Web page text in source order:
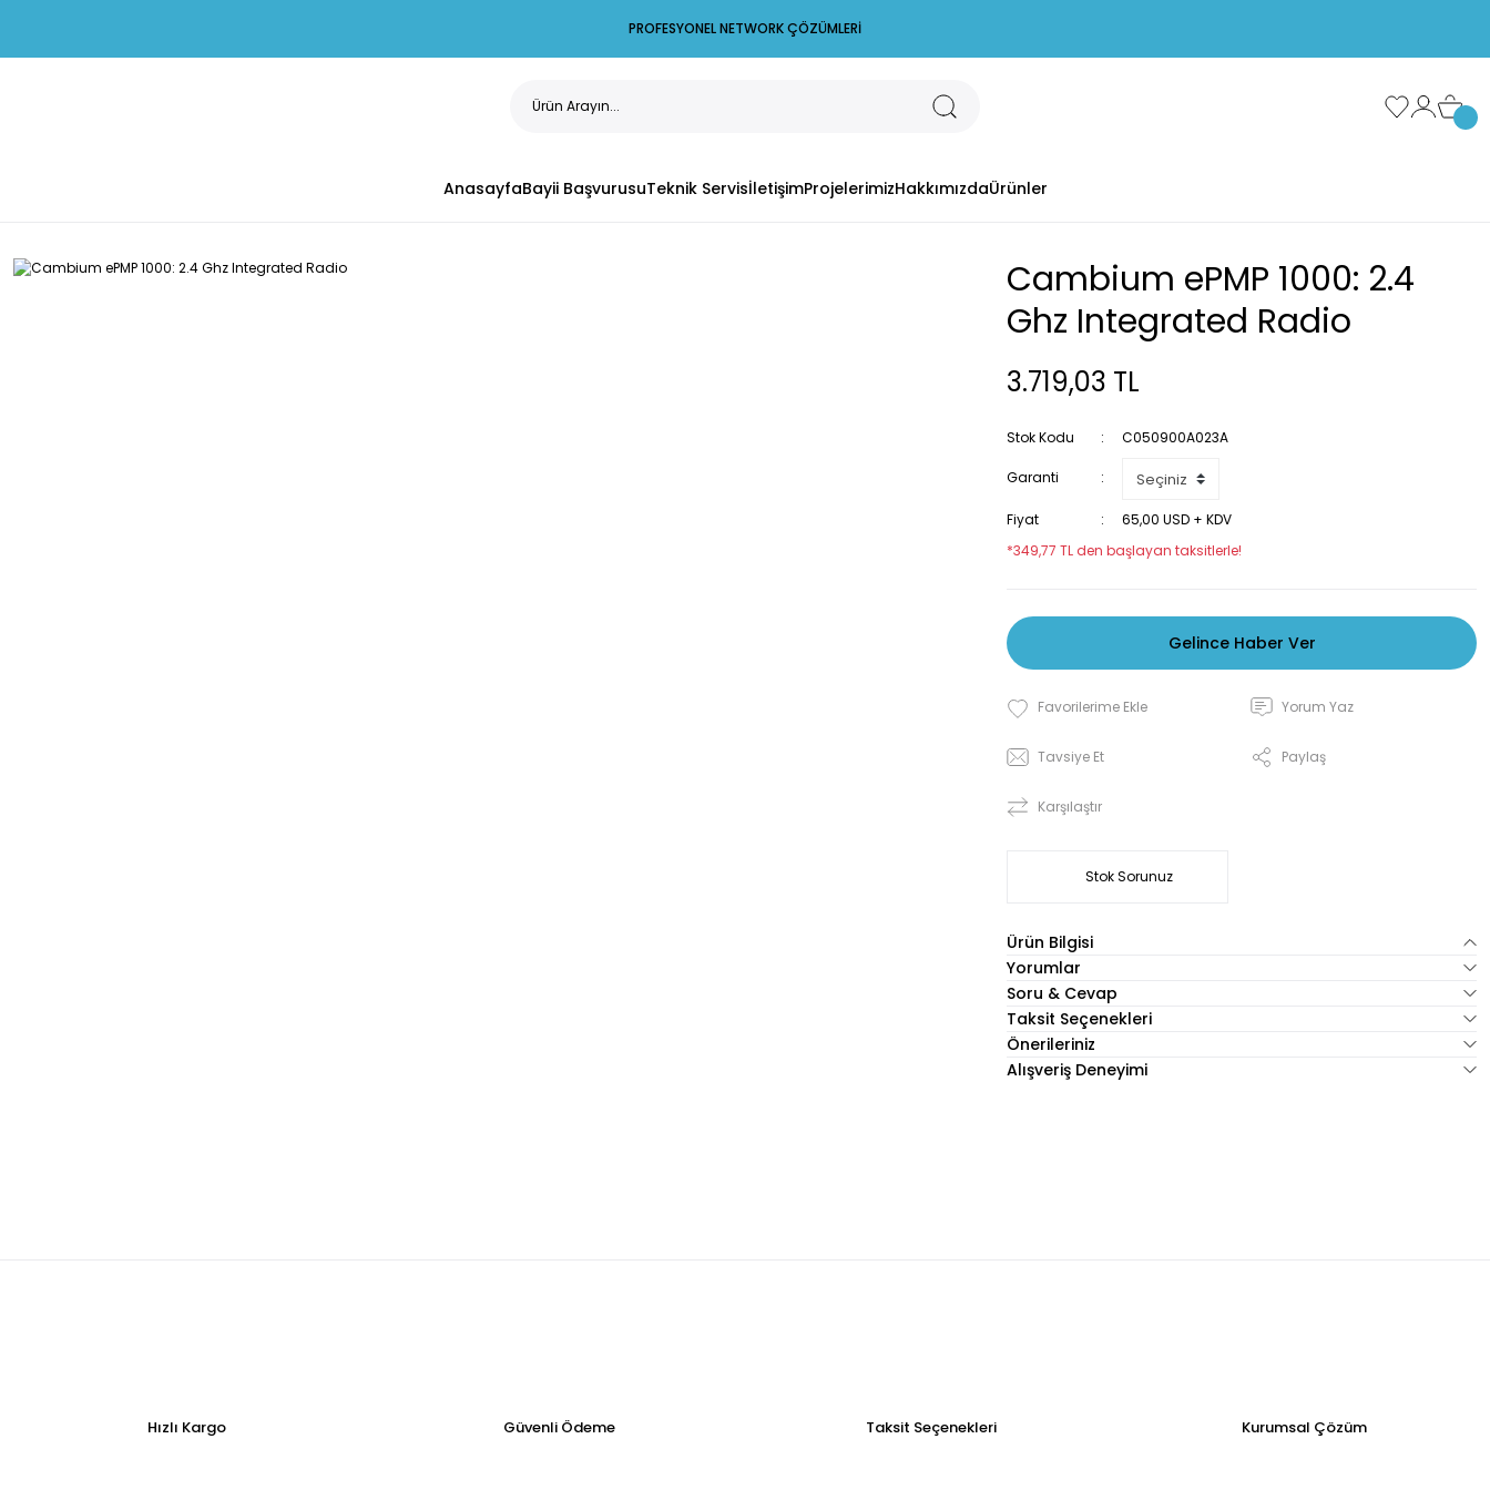
PROFESYONEL NETWORK ÇÖZÜMLERİ
AnasayfaBayii BaşvurusuTeknik ServisİletişimProjelerimizHakkımızdaÜrünler
Cambium ePMP 1000: 2.4
Ghz Integrated Radio
3.719,03 TL
Stok Kodu C050900A023A
Garanti
Fiyat
65,00 USD + KDV
*349,77 TL den başlayan taksitlerle!
Gelince Haber Ver
Yorum Yaz
Tavsiye Et Paylaş
Karşılaştır
Stok Sorunuz
Ürün Bilgisi
Yorumlar
Soru & Cevap
Taksit Seçenekleri
Önerileriniz
Alışveriş Deneyimi
Hızlı Kargo Güvenli Ödeme Taksit Seçenekleri Kurumsal Çözüm